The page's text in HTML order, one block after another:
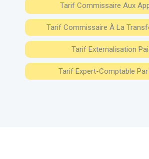
Tarif Commissaire Aux
Tarif Commissaire À La
Tarif Externalisation
Tarif Expert-Comptable